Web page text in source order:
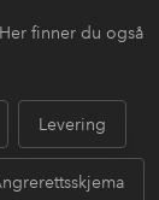
finner du også
Levering